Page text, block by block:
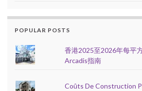
POPULAR POSTS
香港2025至2026年每平
Arcadis指南
Coûts De Construction